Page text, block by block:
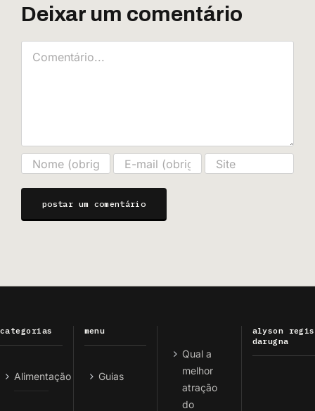
Deixar um comentário
Comentário
categorias
Alimentação
menu
Guias
Qual a
melhor
atração
do
alyson regis
darugna